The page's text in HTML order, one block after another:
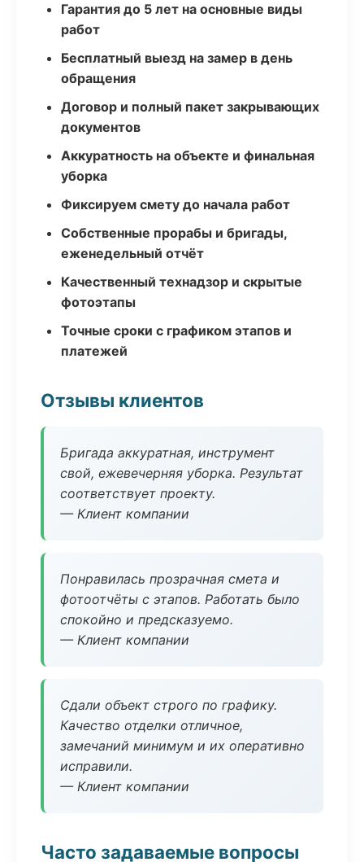
Гарантия до 5 лет на основные виды
работ
Бесплатный выезд на замер в день
обращения
Договор и полный пакет закрывающих
документов
Аккуратность на объекте и финальная
уборка
Фиксируем смету до начала работ
Собственные прорабы и бригады,
еженедельный отчёт
Качественный технадзор и скрытые
фотоэтапы
Точные сроки с графиком этапов и
платежей
Отзывы клиентов
Бригада аккуратная, инструмент
свой, ежевечерняя уборка. Результат
соответствует проекту.
— Клиент компании
Понравилась прозрачная смета и
фотоотчёты с этапов. Работать было
спокойно и предсказуемо.
— Клиент компании
Сдали объект строго по графику.
Качество отделки отличное,
замечаний минимум и их оперативно
исправили.
— Клиент компании
Часто задаваемые вопросы